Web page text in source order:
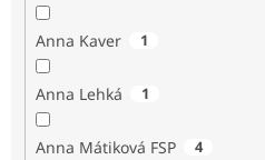
Anna Kaver 1
Anna Lehká 1
Anna Mátiková FSP 4